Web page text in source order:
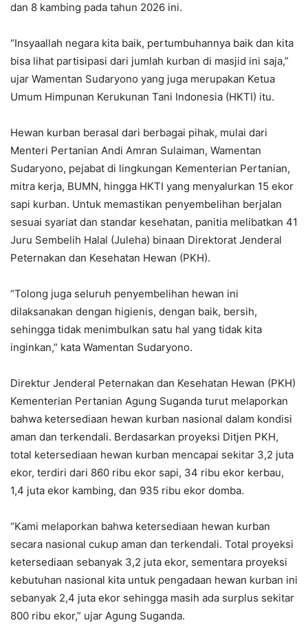
dan 8 kambing pada tahun 2026 ini.
“Insyaallah negara kita baik, pertumbuhannya baik dan kita
bisa lihat partisipasi dari jumlah kurban di masjid ini saja,”
ujar Wamentan Sudaryono yang juga merupakan Ketua
Umum Himpunan Kerukunan Tani Indonesia (HKTI) itu.
Hewan kurban berasal dari berbagai pihak, mulai dari
Menteri Pertanian Andi Amran Sulaiman, Wamentan
Sudaryono, pejabat di lingkungan Kementerian Pertanian,
mitra kerja, BUMN, hingga HKTI yang menyalurkan 15 ekor
sapi kurban. Untuk memastikan penyembelihan berjalan
sesuai syariat dan standar kesehatan, panitia melibatkan 41
Juru Sembelih Halal (Juleha) binaan Direktorat Jenderal
Peternakan dan Kesehatan Hewan (PKH).
“Tolong juga seluruh penyembelihan hewan ini
dilaksanakan dengan higienis, dengan baik, bersih,
sehingga tidak menimbulkan satu hal yang tidak kita
inginkan,” kata Wamentan Sudaryono.
Direktur Jenderal Peternakan dan Kesehatan Hewan (PKH)
Kementerian Pertanian Agung Suganda turut melaporkan
bahwa ketersediaan hewan kurban nasional dalam kondisi
aman dan terkendali. Berdasarkan proyeksi Ditjen PKH,
total ketersediaan hewan kurban mencapai sekitar 3,2 juta
ekor, terdiri dari 860 ribu ekor sapi, 34 ribu ekor kerbau,
1,4 juta ekor kambing, dan 935 ribu ekor domba.
“Kami melaporkan bahwa ketersediaan hewan kurban
secara nasional cukup aman dan terkendali. Total proyeksi
ketersediaan sebanyak 3,2 juta ekor, sementara proyeksi
kebutuhan nasional kita untuk pengadaan hewan kurban ini
sebanyak 2,4 juta ekor sehingga masih ada surplus sekitar
800 ribu ekor,” ujar Agung Suganda.